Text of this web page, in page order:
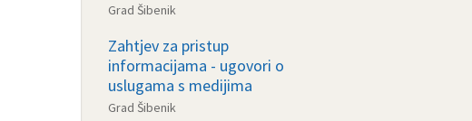
Grad Šibenik
Zahtjev za pristup
informacijama - ugovori o
uslugama s medijima
Grad Šibenik